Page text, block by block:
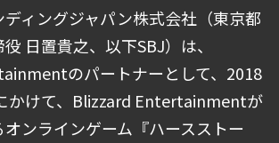
ィングジャパン株式会社（東京都
日置貴之、以下SBJ）は、
のパートナーとして、2018
かけて、Blizzard Entertainmentが
ンラインゲーム『ハースストー